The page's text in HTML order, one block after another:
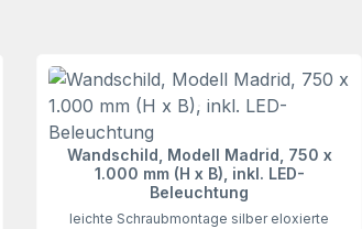
Wandschild, Modell Madrid, 750 x
1.000 mm (H x B), inkl. LED-
Beleuchtung
leichte Schraubmontage silber eloxierte